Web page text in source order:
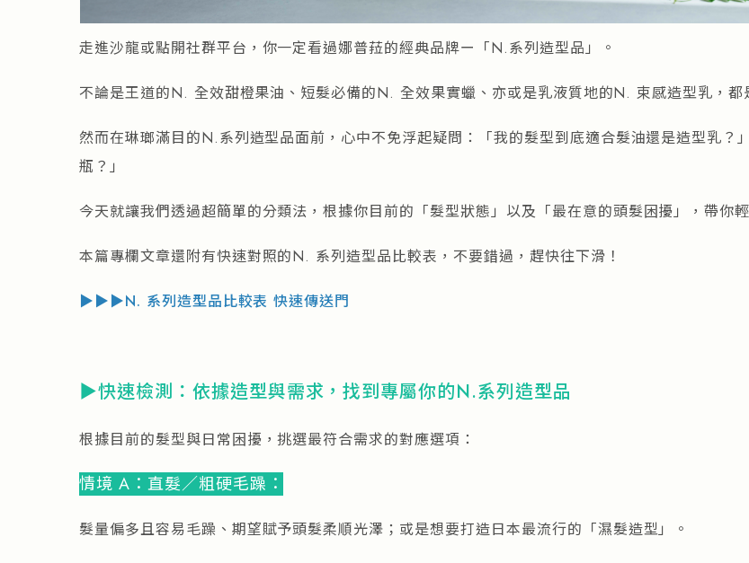
走進沙龍或點開社群平台，你一定看過娜普菈的經典品牌ー「N.系列造型品」。
不論是王道的N. 全效甜橙果油、短髮必備的N. 全效果實蠟、亦或是乳液質地的N. 束感造型乳，都
然而在琳瑯滿目的N.系列造型品面前，心中不免浮起疑問：「我的髮型到底適合髮油還是造型乳？
瓶？」
今天就讓我們透過超簡單的分類法，根據你目前的「髮型狀態」以及「最在意的頭髮困擾」，帶你
本篇專欄文章還附有快速對照的N. 系列造型品比較表，不要錯過，趕快往下滑！
▶▶▶N. 系列造型品比較表 快速傳送門
▶快速檢測：依據造型與需求，找到專屬你的N.系列造型品
根據目前的髮型與日常困擾，挑選最符合需求的對應選項：
情境 A：直髮／粗硬毛躁：
髮量偏多且容易毛躁、期望賦予頭髮柔順光澤；或是想要打造日本最流行的「濕髮造型」。